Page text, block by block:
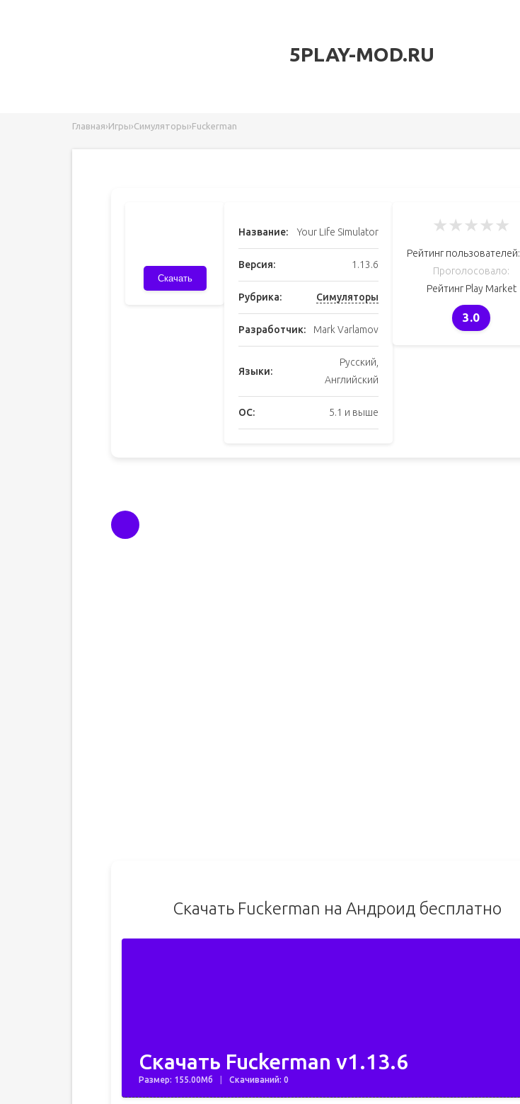
5PLAY-MOD.RU
Главная›Игры›Симуляторы›Fuckerman
Скачать
Название: Your Life Simulator
Версия: 1.13.6
Рубрика: Симуляторы
Разработчик: Mark Varlamov
Языки:
Русский,
Английский
ОС: 5.1 и выше
★★★★★
Рейтинг пользователей:
Проголосовало:
Рейтинг Play Market
3.0
Скачать Fuckerman на Андроид бесплатно
Скачать Fuckerman v1.13.6
Размер: 155.00Мб Скачиваний: 0